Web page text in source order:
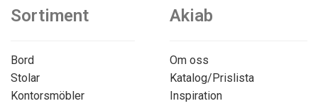
Sortiment
Bord
Stolar
Kontorsmöbler
Akiab
Om oss
Katalog/Prislista
Inspiration